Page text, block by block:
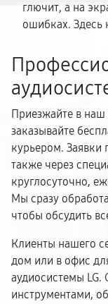
глючит, а на
ошибках. Здесь
Приезжайте в
заказывайте
курьером. Заявки
также через
круглосуточно,
Мы сразу
чтобы обсудить
Клиенты нашего
дом или в офис
аудиосистемы
инструментами,